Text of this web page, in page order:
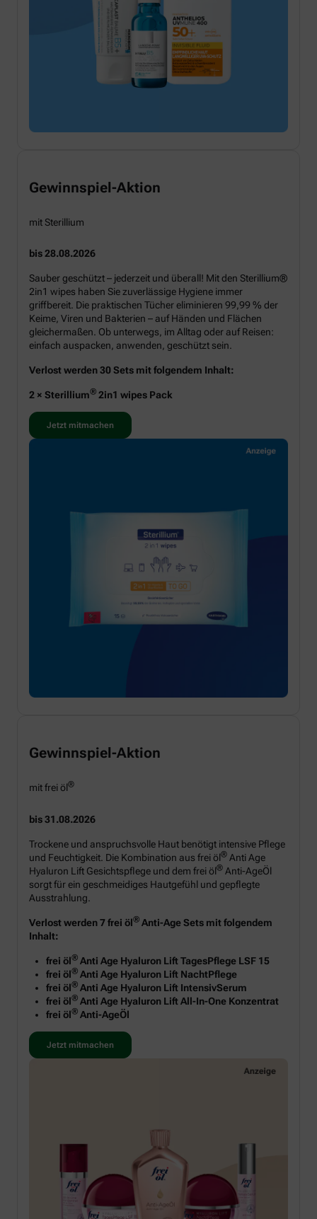
Gewinnspiel-Aktion
mit Sterillium
bis 28.08.2026
Sauber geschützt – jederzeit und überall! Mit den Sterillium®
2in1 wipes haben Sie zuverlässige Hygiene immer
griffbereit. Die praktischen Tücher eliminieren 99,99 % der
Keime, Viren und Bakterien – auf Händen und Flächen
gleichermaßen. Ob unterwegs, im Alltag oder auf Reisen:
einfach auspacken, anwenden, geschützt sein.
Verlost werden 30 Sets mit folgendem Inhalt:
2 × Sterillium® 2in1 wipes Pack
Jetzt mitmachen
Gewinnspiel-Aktion
mit frei öl®
bis 31.08.2026
Trockene und anspruchsvolle Haut benötigt intensive Pflege
und Feuchtigkeit. Die Kombination aus frei öl® Anti Age
Hyaluron Lift Gesichtspflege und dem frei öl® Anti-AgeÖl
sorgt für ein geschmeidiges Hautgefühl und gepflegte
Ausstrahlung.
Verlost werden 7 frei öl® Anti-Age Sets mit folgendem
Inhalt:
frei öl® Anti Age Hyaluron Lift TagesPflege LSF 15
frei öl® Anti Age Hyaluron Lift NachtPflege
frei öl® Anti Age Hyaluron Lift IntensivSerum
frei öl® Anti Age Hyaluron Lift All-In-One Konzentrat
frei öl® Anti-AgeÖl
Jetzt mitmachen